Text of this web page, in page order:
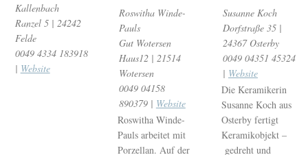
Kallenbach
Ranzel 5 | 24242
Felde
0049 4334 183918
| Website
Roswitha Winde-
Pauls
Gut Wotersen
Haus12 | 21514
Wotersen
0049 04158
890379 | Website
Roswitha Winde-
Pauls arbeitet mit
Porzellan. Auf der
Susanne Koch
Dorfstraße 35 |
24367 Osterby
0049 04351 45324
| Website
Die Keramikerin
Susanne Koch aus
Osterby fertigt
Keramikobjekt –
gedreht und